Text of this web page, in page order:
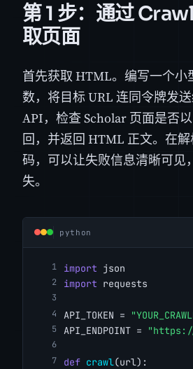
第 1 步：通过
取页面
首先获取 HTML。编写一个小
数，将目标 URL 连同令牌发
API，检查 Scholar 页面是否
回，并返回 HTML 正文。在
码，可以让失败信息清晰可见
失。
python
import json
import requests
API_TOKEN =
API_ENDPOINT =
"https://
def crawl(url):